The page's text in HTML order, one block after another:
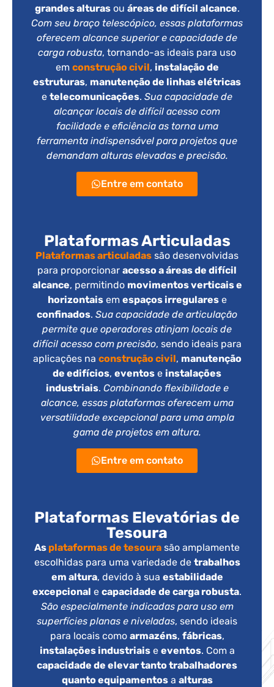
grandes alturasou áreas de difícil alcance.
Com seu braço telescópico, essas plataformas
oferecem alcance superior e capacidade de
carga robusta, tornando-as ideais para uso
em construção civil, instalação de
estruturas, manutenção de linhas elétricas
e telecomunicações. Sua capacidade de
alcançar locais de difícil acesso com
facilidade e eficiência as torna uma
ferramenta indispensável para projetos que
demandam alturas elevadas e precisão.
Entre em contato
Plataformas Articuladas
Plataformas articuladas são desenvolvidas
para proporcionar acesso a áreas de difícil
alcance, permitindo movimentos verticais e
horizontaisem espaços irregularese
confinados. Sua capacidade de articulação
permite que operadores atinjam locais de
difícil acesso com precisão, sendo ideais para
aplicações na construção civil, manutenção
de edifícios, eventos e instalações
industriais. Combinando flexibilidade e
alcance, essas plataformas oferecem uma
versatilidade excepcional para uma ampla
gama de projetos em altura.
Entre em contato
Plataformas Elevatórias de
Tesoura
As plataformas de tesoura são amplamente
escolhidas para uma variedade de trabalhos
em altura, devido à sua estabilidade
excepcional e capacidade de carga robusta.
São especialmente indicadas para uso em
superfícies planas e niveladas, sendo ideais
para locais como armazéns, fábricas,
instalações industriaise eventos. Com a
capacidade de elevar tanto trabalhadores
quanto equipamentosa alturas